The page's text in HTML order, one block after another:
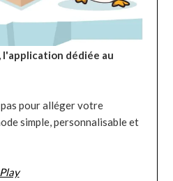
l'application dédiée au
pour alléger votre
simple, personnalisable et